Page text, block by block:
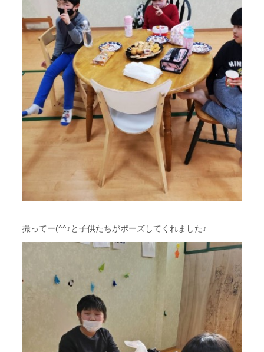
撮ってー(^^♪と子供たちがポーズしてくれました♪